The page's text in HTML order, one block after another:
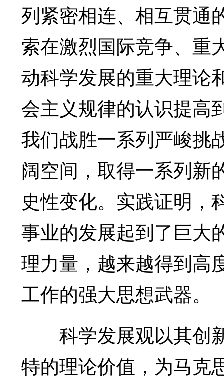
列紧密相连、相互贯通
索在激烈国际竞争、重
动科学发展的重大理论
会主义规律的认识提高
我们战胜一系列严峻挑
阔空间，取得一系列新
史性变化。实践证明，
事业的发展起到了巨大
理力量，越来越得到高
工作的强大思想武器。
科学发展观以其创
特的理论价值，为马克